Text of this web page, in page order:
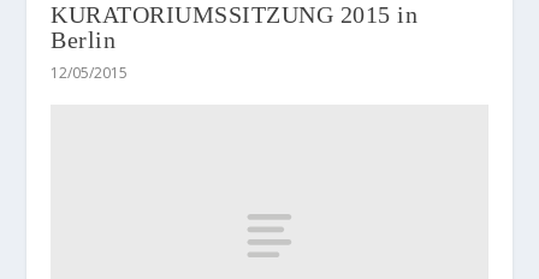
KURATORIUMSSITZUNG 2015 in
Berlin
12/05/2015